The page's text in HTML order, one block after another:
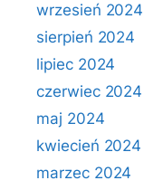
wrzesień 2024
sierpień 2024
lipiec 2024
czerwiec 2024
maj 2024
kwiecień 2024
marzec 2024